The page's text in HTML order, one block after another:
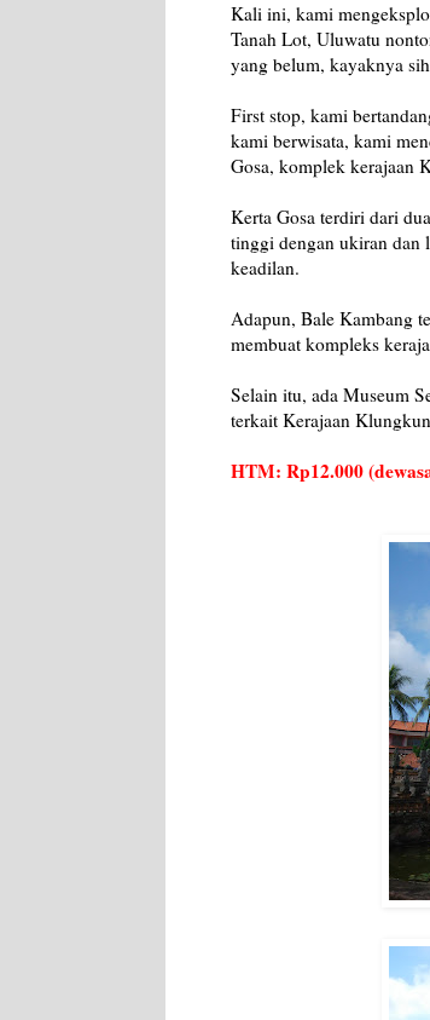
Kali ini, kami
Tanah Lot, Uluwatu
yang belum, kayaknya
First stop, kami
kami berwisata, kami
Gosa, komplek kerajaan
Kerta Gosa terdiri dari
tinggi dengan ukiran dan
keadilan.
Adapun, Bale Kambang
membuat kompleks
Selain itu, ada Museum
terkait Kerajaan
HTM: Rp12.000